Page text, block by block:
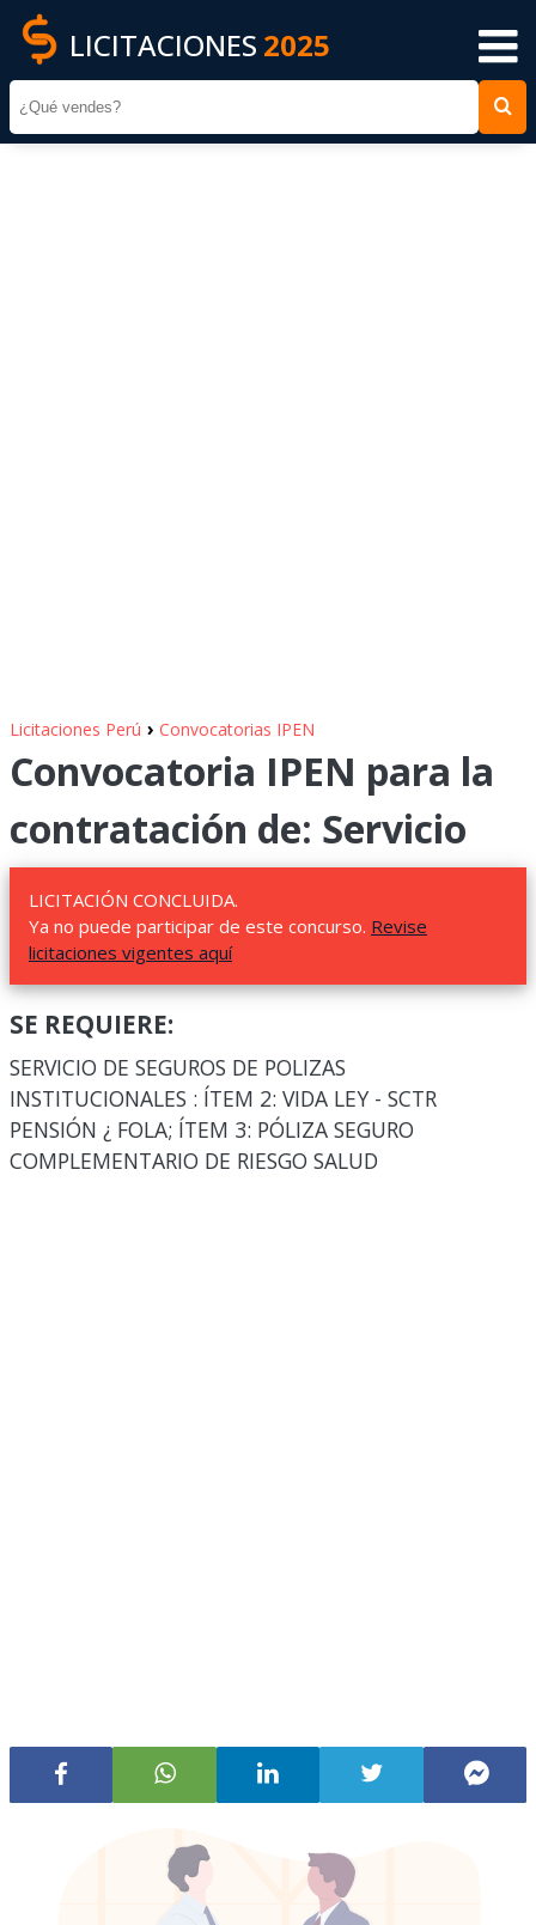
LICITACIONES 2025
Licitaciones Perú › Convocatorias IPEN
Convocatoria IPEN para la
contratación de: Servicio
LICITACIÓN CONCLUIDA.
Ya no puede participar de este concurso. Revise
licitaciones vigentes aquí
SE REQUIERE:
SERVICIO DE SEGUROS DE POLIZAS
INSTITUCIONALES : ÍTEM 2: VIDA LEY - SCTR
PENSIÓN ¿ FOLA; ÍTEM 3: PÓLIZA SEGURO
COMPLEMENTARIO DE RIESGO SALUD